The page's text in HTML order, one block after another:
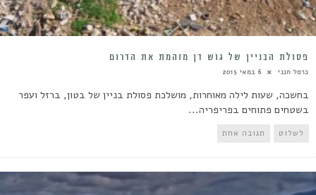
פסולת הבניין של גוש דן מזהמת את הדרום
כרמל חנני 6 במאי 2015
בחשכה, שעות לילה מאוחרות, מושלכת פסולת בניין של בטון, ברזל ועפר
בשטחים פתוחים בפריפריה...
לשלוט תגובה אחת